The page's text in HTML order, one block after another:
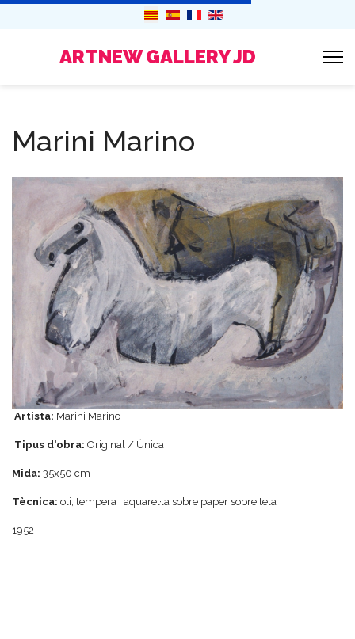
ARTNEW GALLERY JD
Marini Marino
Artista: Marini Marino
Tipus d'obra: Original / Única
Mida: 35x50 cm
Tècnica: oli, tempera i aquarel·la sobre paper sobre tela
1952